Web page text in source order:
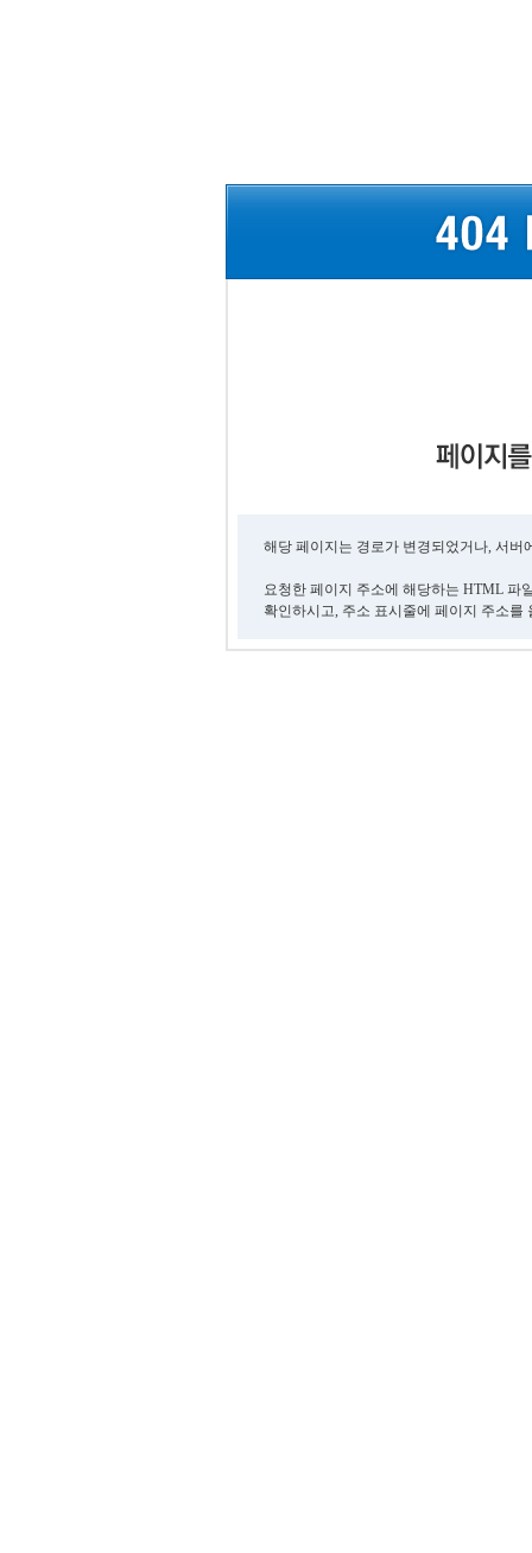
해당 페이지는 경로가 변경되었거나, 서
요청한 페이지 주소에 해당하는 HTML 파
확인하시고, 주소 표시줄에 페이지 주소